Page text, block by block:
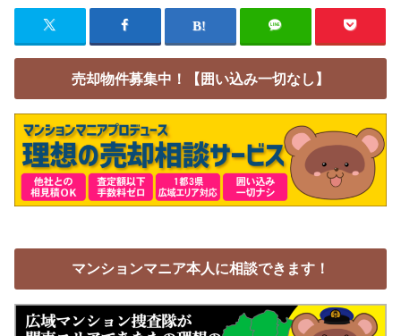
売却物件募集中！【囲い込み一切なし】
マンションマニア本人に相談できます！